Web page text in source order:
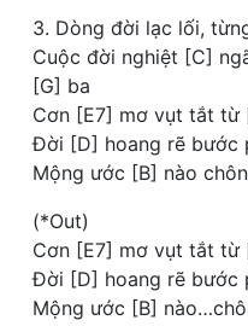
3. Dòng đời lạc lối,
Cuộc đời nghiệt [C]
[G] ba
Cơn [E7] mơ vụt tắt từ
Đời [D] hoang rẽ bước
Mộng ước [B] nào
(*Out)
Cơn [E7] mơ vụt tắt từ
Đời [D] hoang rẽ bước
Mộng ước [B]